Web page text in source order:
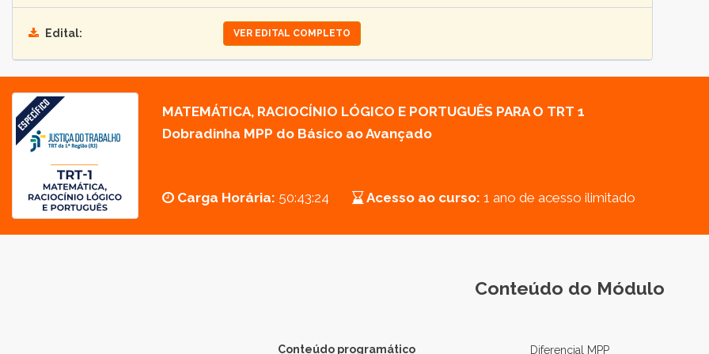
Edital: VER EDITAL COMPLETO
MATEMÁTICA, RACIOCÍNIO LÓGICO E PORTUGUÊS PARA O TRT 1
Dobradinha MPP do Básico ao Avançado
Carga Horária: 50:43:24 Acesso ao curso: 1 ano de acesso ilimitado
Conteúdo do Módulo
Conteúdo programático Diferencial MPP